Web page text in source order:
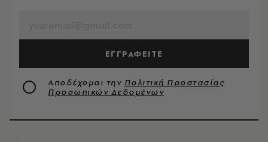
ΕΓΓΡΑΦΕΙΤΕ
Αποδέχομαι την Πολιτική Προστασίας
Προσωπικών Δεδομένων